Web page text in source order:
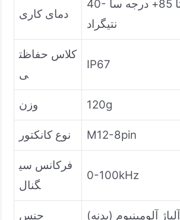
دمای کاری
40- تا 85+ درجه سا
نتیگراد
کلاس حفاظت
ی
IP67
وزن 120g
نوع کانکتور M12-8pin
فرکانس سی
گنال
0-100kHz
جنس آلیاژ آلومینیوم (بدنه)